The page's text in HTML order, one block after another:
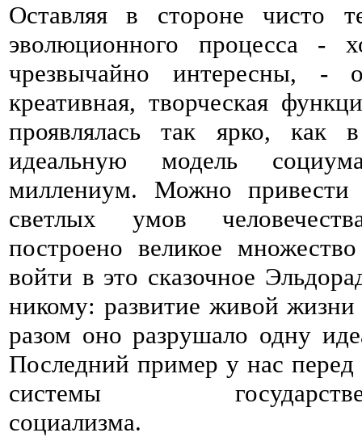
Оставляя в стороне чисто
эволюционного процесса -
чрезвычайно интересны, -
креативная, творческая
проявлялась так ярко, как
идеальную модель
миллениум. Можно
светлых умов
построено великое
войти в это сказочное
никому: развитие живой жизни
разом оно разрушало одну
Последний пример у нас
системы
социализма.